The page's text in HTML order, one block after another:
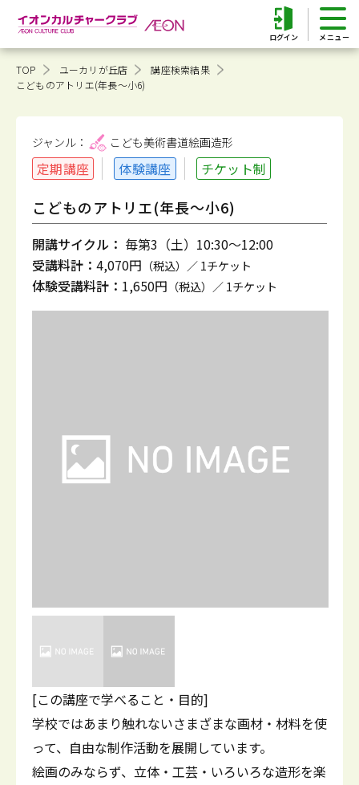
ログイン
TOP ユーカリが丘店
講座検索結果
こどものアトリエ(年長～小6)
ジャンル： こども美術書道絵画造形
定期講座 体験講座 チケット制
こどものアトリエ(年長～小6)
開講サイクル： 毎第3（土）10:30～12:00
受講料計： 4,070円 （税込）／ 1チケット
体験受講料計： 1,650円 （税込）／ 1チケット
[この講座で学べること・目的]
学校ではあまり触れないさまざまな画材・材料を使
って、自由な制作活動を展開しています。
絵画のみならず、立体・工芸・いろいろな造形を楽